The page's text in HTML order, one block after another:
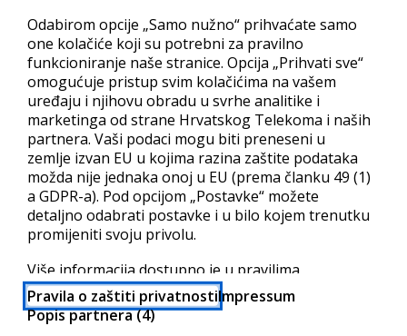
Odabirom opcije „Samo nužno“ prihvaćate samo
one kolačiće koji su potrebni za pravilno
funkcioniranje naše stranice. Opcija „Prihvati sve“
omogućuje pristup svim kolačićima na vašem
uređaju i njihovu obradu u svrhe analitike i
marketinga od strane Hrvatskog Telekoma i naših
partnera. Vaši podaci mogu biti preneseni u
zemlje izvan EU u kojima razina zaštite podataka
možda nije jednaka onoj u EU (prema članku 49 (1)
a GDPR-a). Pod opcijom „Postavke“ možete
detaljno odabrati postavke i u bilo kojem trenutku
promijeniti svoju privolu.
Više informacija dostupno je u pravilima
privatnosti i popisu partnera.
Pravila o zaštiti privatnostiImpressum
Popis partnera (4)
Imena vrijednosti odnosno datoteka mogu se slobodno
promijeniti sukladno situaciji.
MIME Type
Registraciju MIME Type-a je također moguće napraviti na
Windows 2008 serveru tako da se u web root direktoriju
kreira “web.config” (bez navodnika) datoteka unutar koje
treba upisati sljedeće:
<?xml version="1.0" encoding="utf-8" ?>
<staticContent>
<mimeMap fileExtension=".mp4" mimeType="video/
<mimeMap fileExtension=".unity3D"
</staticContent>